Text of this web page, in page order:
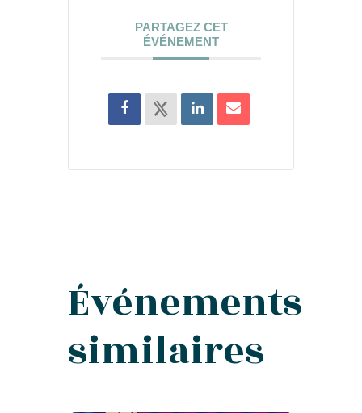
PARTAGEZ CET
ÉVÉNEMENT
Événements
similaires